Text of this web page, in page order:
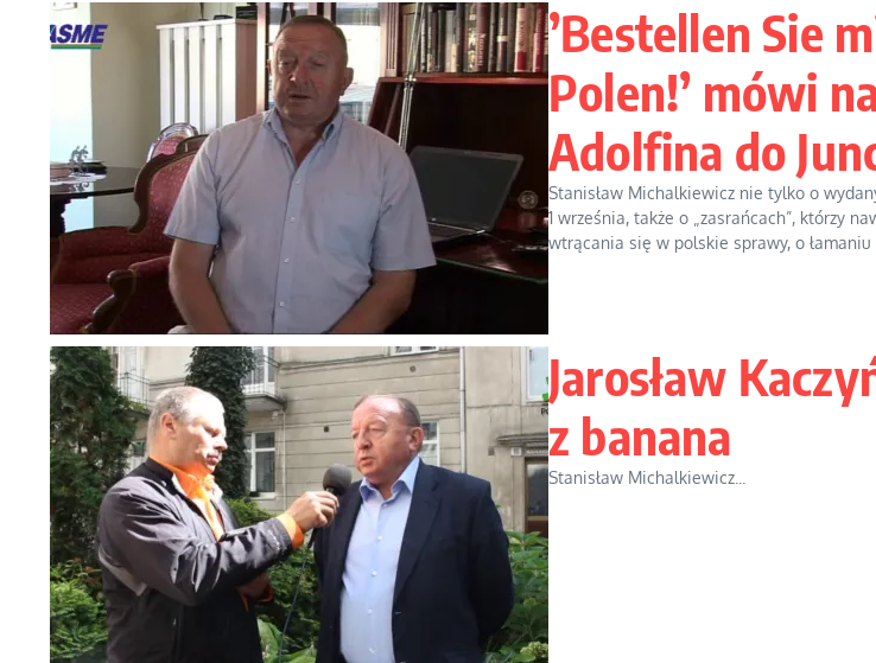
’Bestellen Sie
Polen!’ mówi
Adolfina do
Stanisław Michalkiewicz nie tylko o
1 września, także o „zasrańcach”, którzy
wtrącania się w polskie sprawy, o łamaniu
Jarosław
z banana
Stanisław Michalkiewicz...